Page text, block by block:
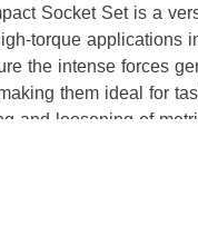
Socket Set is a
torque applications
the intense forces
them ideal for
and loosening of
a secure fit on